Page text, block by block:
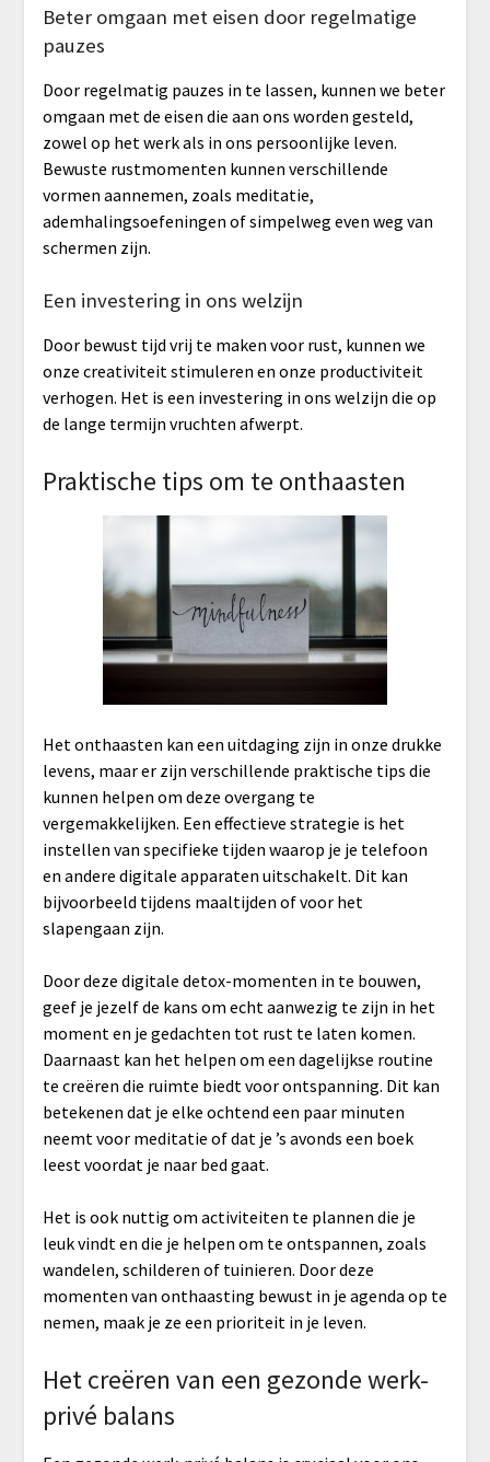
Beter omgaan met eisen door regelmatige
pauzes
Door regelmatig pauzes in te lassen, kunnen we beter
omgaan met de eisen die aan ons worden gesteld,
zowel op het werk als in ons persoonlijke leven.
Bewuste rustmomenten kunnen verschillende
vormen aannemen, zoals meditatie,
ademhalingsoefeningen of simpelweg even weg van
schermen zijn.
Een investering in ons welzijn
Door bewust tijd vrij te maken voor rust, kunnen we
onze creativiteit stimuleren en onze productiviteit
verhogen. Het is een investering in ons welzijn die op
de lange termijn vruchten afwerpt.
Praktische tips om te onthaasten
Het onthaasten kan een uitdaging zijn in onze drukke
levens, maar er zijn verschillende praktische tips die
kunnen helpen om deze overgang te
vergemakkelijken. Een effectieve strategie is het
instellen van specifieke tijden waarop je je telefoon
en andere digitale apparaten uitschakelt. Dit kan
bijvoorbeeld tijdens maaltijden of voor het
slapengaan zijn.
Door deze digitale detox-momenten in te bouwen,
geef je jezelf de kans om echt aanwezig te zijn in het
moment en je gedachten tot rust te laten komen.
Daarnaast kan het helpen om een dagelijkse routine
te creëren die ruimte biedt voor ontspanning. Dit kan
betekenen dat je elke ochtend een paar minuten
neemt voor meditatie of dat je ’s avonds een boek
leest voordat je naar bed gaat.
Het is ook nuttig om activiteiten te plannen die je
leuk vindt en die je helpen om te ontspannen, zoals
wandelen, schilderen of tuinieren. Door deze
momenten van onthaasting bewust in je agenda op te
nemen, maak je ze een prioriteit in je leven.
Het creëren van een gezonde werk-
privé balans